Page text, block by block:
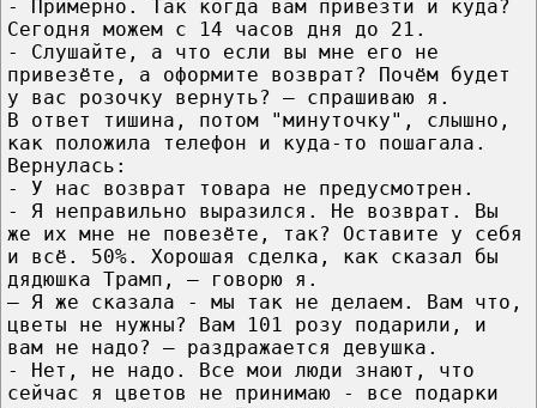
- Примерно. Так когда вам привезти и куда?
Сегодня можем с 14 часов дня до 21.
- Слушайте, а что если вы мне его не
привезёте, а оформите возврат? Почём будет
у вас розочку вернуть? — спрашиваю я.
В ответ тишина, потом "минуточку", слышно,
как положила телефон и куда-то пошагала.
Вернулась:
- У нас возврат товара не предусмотрен.
- Я неправильно выразился. Не возврат. Вы
же их мне не повезёте, так? Оставите у себя
и всё. 50%. Хорошая сделка, как сказал бы
дядюшка Трамп, — говорю я.
— Я же сказала - мы так не делаем. Вам что,
цветы не нужны? Вам 101 розу подарили, и
вам не надо? — раздражается девушка.
- Нет, не надо. Все мои люди знают, что
сейчас я цветов не принимаю - все подарки